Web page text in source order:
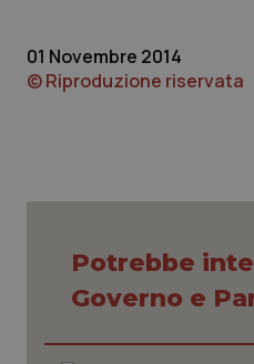
Puglia
Sicilia
Toscana
Umbria
Malattie rare
Neuroscienze &
Obesità
Oftalmologia
01 Novembre 2014
© Riproduzione riservata
Potrebbe
Governo e